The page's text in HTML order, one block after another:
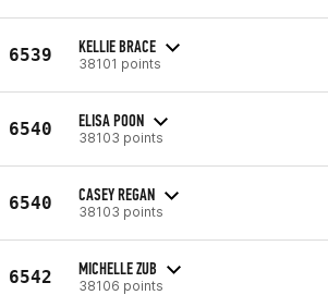
6539 KELLIE BRACE
38101 points
6540 ELISA POON
38103 points
6540 CASEY REGAN
38103 points
6542 MICHELLE ZUB
38106 points